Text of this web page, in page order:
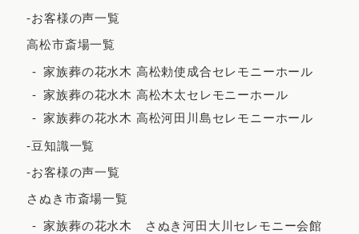
2022年5月
2022年4月
2022年3月
2022年2月
2021年12月
2021年11月
2021年10月
-お客様の声一覧
高松市斎場一覧
家族葬の花水木 高松勅使成合セレモニーホール
家族葬の花水木 高松木太セレモニーホール
家族葬の花水木 高松河田川島セレモニーホール
-豆知識一覧
-お客様の声一覧
さぬき市斎場一覧
家族葬の花水木 さぬき河田大川セレモニー会館